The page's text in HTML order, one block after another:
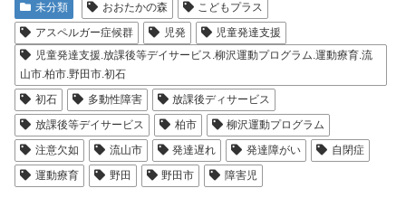
未分類 おおたかの森
こどもプラス
アスペルガー症候群
児発
児童発達支援
児童発達支援.放課後等デイサービス.柳沢運動プログラム.運動療育.流
山市.柏市.野田市.初石
初石
多動性障害
放課後ディサービス
放課後等デイサービス
柏市
柳沢運動プログラム
注意欠如
流山市 発達遅れ 発達障がい
自閉症
運動療育
野田 野田市 障害児